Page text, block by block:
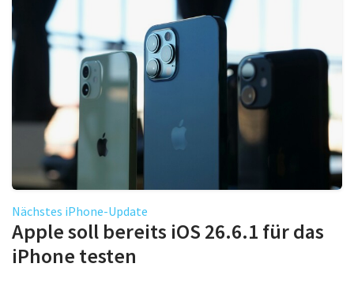
Nächstes iPhone-Update
Apple soll bereits iOS 26.6.1 für das
iPhone testen